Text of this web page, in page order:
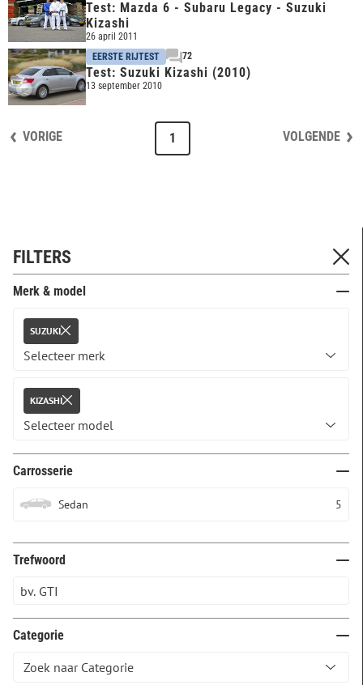
FILTERS
Merk & model
SUZUKI
KIZASHI
Carrosserie
Sedan 5
Trefwoord
Categorie
Test: Mazda 6 - Subaru Legacy - Suzuki
Kizashi
26 april 2011
EERSTE RIJTEST
72
Test: Suzuki Kizashi (2010)
13 september 2010
VORIGE VOLGENDE
1